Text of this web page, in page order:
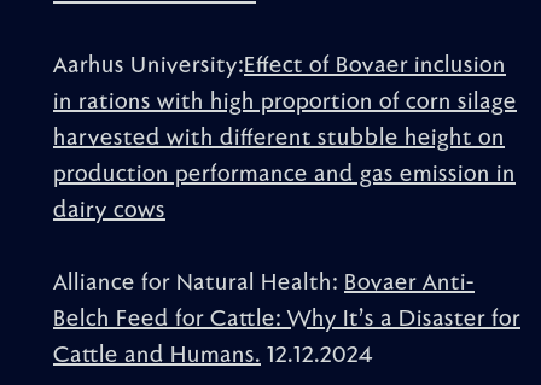
Aarhus University: Effect of Bovaer inclusion
in rations with high proportion of corn silage
harvested with different stubble height on
production performance and gas emission in
dairy cows
Alliance for Natural Health: Bovaer Anti-
Belch Feed for Cattle: Why It’s a Disaster for
Cattle and Humans. 12.12.2024